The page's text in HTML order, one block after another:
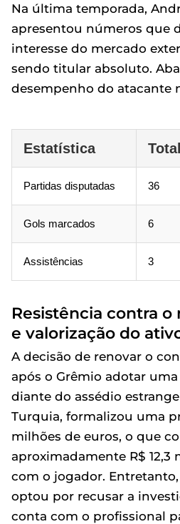
Na última temporada,
apresentou números que
interesse do mercado
sendo titular absoluto.
desempenho do atacante
Estatística
Partidas disputadas 36
Gols marcados 6
Assistências 3
Resistência contra
e valorização do
A decisão de renovar o
após o Grêmio adotar
diante do assédio
Turquia, formalizou uma
milhões de euros, o que
aproximadamente R$ 12,3
com o jogador.
optou por recusar a
conta com o profissional